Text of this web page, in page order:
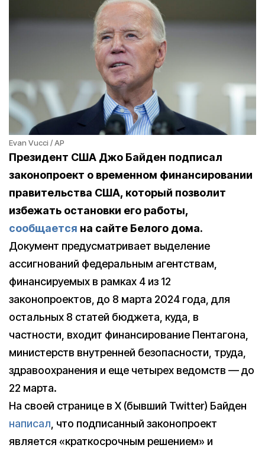
Evan Vucci / AP
Президент США Джо Байден подписал
законопроект о временном финансировании
правительства США, который позволит
избежать остановки его работы,
сообщается на сайте Белого дома.
Документ предусматривает выделение
ассигнований федеральным агентствам,
финансируемых в рамках 4 из 12
законопроектов, до 8 марта 2024 года, для
остальных 8 статей бюджета, куда, в
частности, входит финансирование Пентагона,
министерств внутренней безопасности, труда,
здравоохранения и еще четырех ведомств — до
22 марта.
На своей странице в X (бывший Twitter) Байден
написал, что подписанный законопроект
является «краткосрочным решением» и